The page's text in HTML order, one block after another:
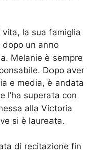
la sua famiglia
un anno
Melanie è sempre
Dopo aver
e media, è andata
l’ha superata con
alla Victoria
si è laureata.
di recitazione fin